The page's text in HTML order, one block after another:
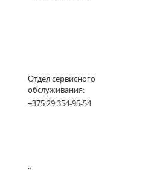
Отдел сервисного
обслуживания:
+375 29 354-95-54